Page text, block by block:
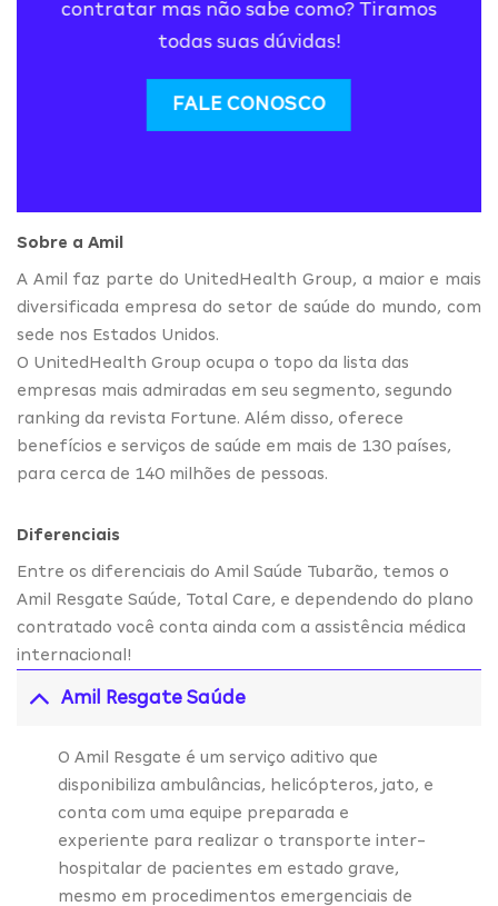
contratar mas não sabe como? Tiramos
todas suas dúvidas!
FALE CONOSCO
Sobre a Amil
A Amil faz parte do UnitedHealth Group, a maior e mais
diversificada empresa do setor de saúde do mundo, com
sede nos Estados Unidos.
O UnitedHealth Group ocupa o topo da lista das
empresas mais admiradas em seu segmento, segundo
ranking da revista Fortune. Além disso, oferece
benefícios e serviços de saúde em mais de 130 países,
para cerca de 140 milhões de pessoas.
Diferenciais
Entre os diferenciais do Amil Saúde Tubarão, temos o
Amil Resgate Saúde, Total Care, e dependendo do plano
contratado você conta ainda com a assistência médica
internacional!
Amil Resgate Saúde
O Amil Resgate é um serviço aditivo que
disponibiliza ambulâncias, helicópteros, jato, e
conta com uma equipe preparada e
experiente para realizar o transporte inter-
hospitalar de pacientes em estado grave,
mesmo em procedimentos emergenciais de